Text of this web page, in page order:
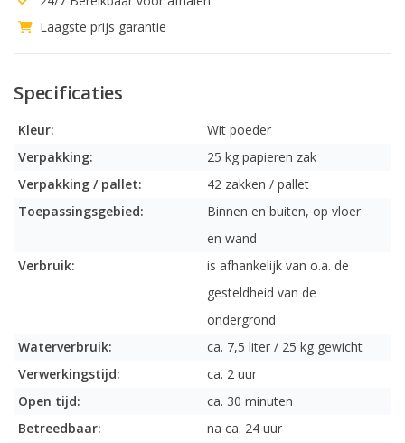
Laagste prijs garantie
Specificaties
Kleur:
Wit poeder
Verpakking:
25 kg papieren zak
Verpakking / pallet:
42 zakken / pallet
Toepassingsgebied:
Binnen en buiten, op vloer
en wand
Verbruik:
is afhankelijk van o.a. de
gesteldheid van de
ondergrond
Waterverbruik:
ca. 7,5 liter / 25 kg gewicht
Verwerkingstijd:
ca. 2 uur
Open tijd:
ca. 30 minuten
Betreedbaar:
na ca. 24 uur